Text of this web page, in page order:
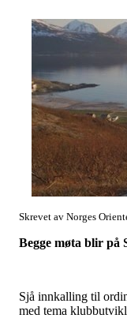
Skrevet av Norges
Begge møta blir på
Sjå innkalling til
med tema